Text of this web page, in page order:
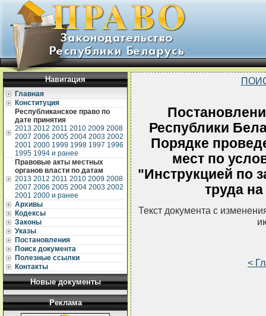
Навигация
Главная
Конституция
Республиканское право по
дате принятия
2013 2012 2011 2010 2009 2008
2007 2006 2005 2004 2003 2002
2001 2000 1999 1998 1997 1996
1995 1994 и ранее
Правовые акты местных
органов власти по датам
2013 2012 2011 2010 2009 2008
2007 2006 2005 2004 2003 2002
2001 2000 и ранее
Архивы
Кодексы
Законы
Указы
Постановления
Поиск документа
Полезные ссылки
Контакты
Новые документы
Реклама
Республики
Порядке
мест по
"Инструкцией по
труда
Текст документа с
<